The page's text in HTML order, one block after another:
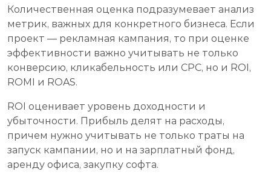
Количественная оценка подразумевает анализ
метрик, важных для конкретного бизнеса. Если
проект — рекламная кампания, то при оценке
эффективности важно учитывать не только
конверсию, кликабельность или CPC, но и ROI,
ROMI и ROAS.
ROI оценивает уровень доходности и
убыточности. Прибыль делят на расходы,
причем нужно учитывать не только траты на
запуск кампании, но и на зарплатный фонд,
аренду офиса, закупку софта.